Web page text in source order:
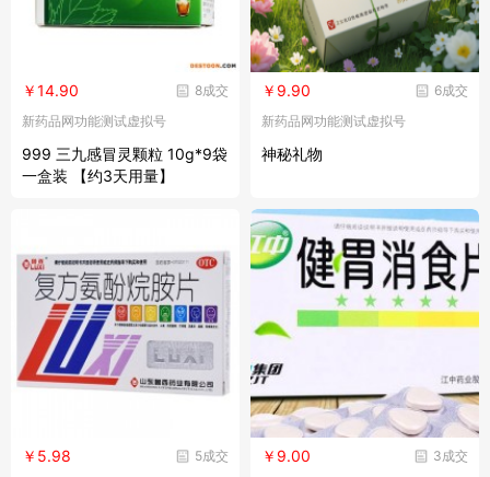
8成交
￥14.90
新药品网功能测试虚拟号
999 三九感冒灵颗粒 10g*9袋
一盒装 【约3天用量】
6成交
￥9.90
新药品网功能测试虚拟号
神秘礼物
5成交
￥5.98 3成交
￥9.00